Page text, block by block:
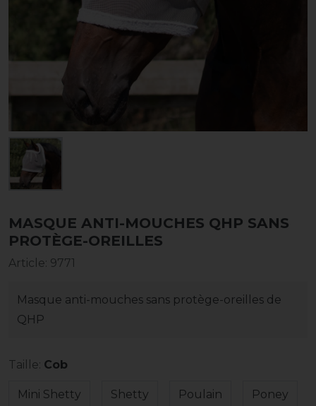
MASQUE ANTI-MOUCHES QHP SANS
PROTÈGE-OREILLES
Article: 9771
Masque anti-mouches sans protège-oreilles de
QHP
Taille: Cob
Mini Shetty Shetty Poulain Poney